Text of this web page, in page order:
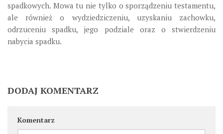
spadkowych. Mowa tu nie tylko o sporządzeniu testamentu,
ale również o wydziedziczeniu, uzyskaniu zachowku,
odrzuceniu spadku, jego podziale oraz o stwierdzeniu
nabycia spadku.
DODAJ KOMENTARZ
Komentarz